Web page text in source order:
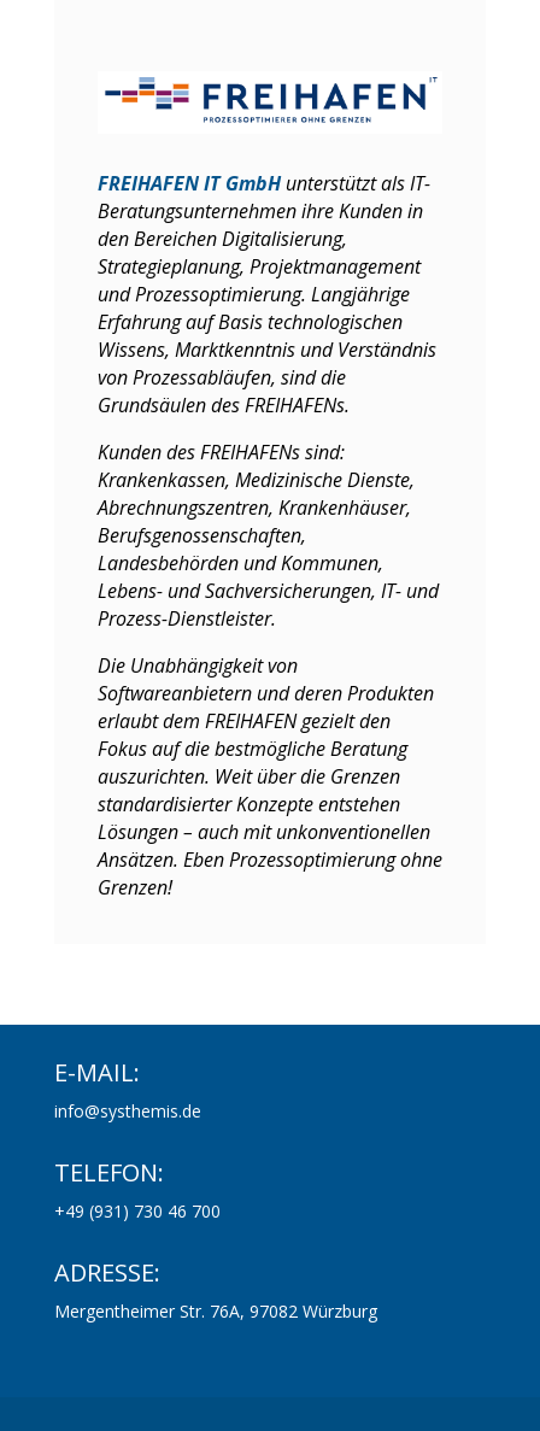
FREIHAFEN IT GmbHunterstützt als IT-
Beratungsunternehmen ihre Kunden in
den Bereichen Digitalisierung,
Strategieplanung, Projektmanagement
und Prozessoptimierung. Langjährige
Erfahrung auf Basis technologischen
Wissens, Marktkenntnis und Verständnis
von Prozessabläufen, sind die
Grundsäulen des FREIHAFENs.
Kunden des FREIHAFENs sind:
Krankenkassen, Medizinische Dienste,
Abrechnungszentren, Krankenhäuser,
Berufsgenossenschaften,
Landesbehörden und Kommunen,
Lebens- und Sachversicherungen, IT- und
Prozess-Dienstleister.
Die Unabhängigkeit von
Softwareanbietern und deren Produkten
erlaubt dem FREIHAFEN gezielt den
Fokus auf die bestmögliche Beratung
auszurichten. Weit über die Grenzen
standardisierter Konzepte entstehen
Lösungen – auch mit unkonventionellen
Ansätzen. Eben Prozessoptimierung ohne
Grenzen!
E-MAIL:
info@systhemis.de
TELEFON:
+49 (931) 730 46 700
ADRESSE:
Mergentheimer Str. 76A, 97082 Würzburg